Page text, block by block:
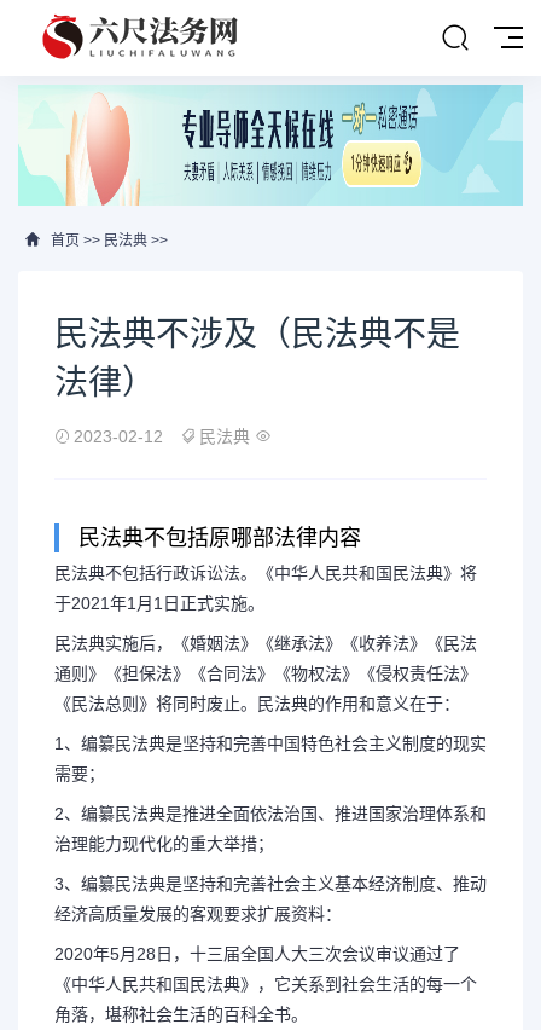
首页 >> 民法典 >>
民法典不涉及（民法典不是
法律）
2023-02-12 民法典
民法典不包括原哪部法律内容
民法典不包括行政诉讼法。《中华人民共和国民法典》将
于2021年1月1日正式实施。
民法典实施后，《婚姻法》《继承法》《收养法》《民法
通则》《担保法》《合同法》《物权法》《侵权责任法》
《民法总则》将同时废止。民法典的作用和意义在于：
1、编纂民法典是坚持和完善中国特色社会主义制度的现实
需要；
2、编纂民法典是推进全面依法治国、推进国家治理体系和
治理能力现代化的重大举措；
3、编纂民法典是坚持和完善社会主义基本经济制度、推动
经济高质量发展的客观要求扩展资料：
2020年5月28日，十三届全国人大三次会议审议通过了
《中华人民共和国民法典》，它关系到社会生活的每一个
角落，堪称社会生活的百科全书。
民法典不涉及（民法
法。《中华人民共和国民法典》将
施。 民法典实施后，《婚姻法》《
法通则》《...